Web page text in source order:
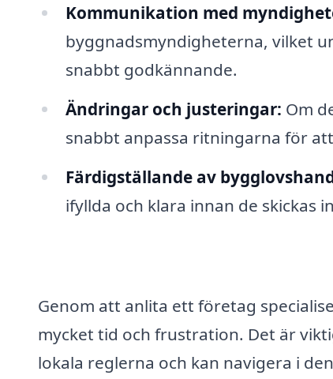
Kommunikation med
byggnadsmyndigheterna, vilket
snabbt godkännande.
Ändringar och justeringar: Om
snabbt anpassa ritningarna för
Färdigställande av
ifyllda och klara innan de skickas
Genom att anlita ett företag
mycket tid och frustration. Det är
lokala reglerna och kan navigera i